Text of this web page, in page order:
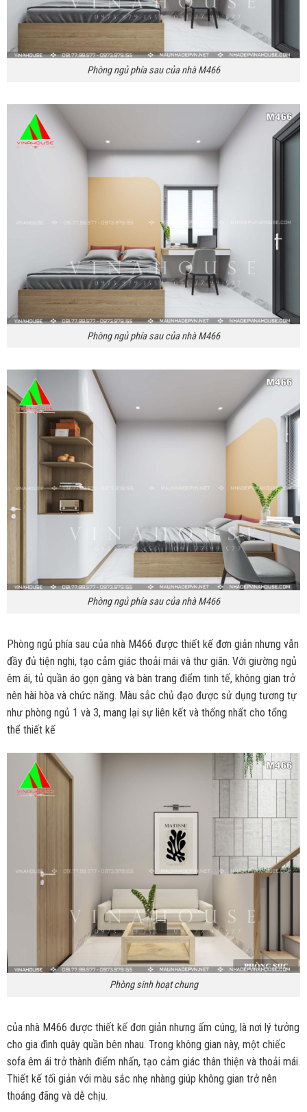
Phòng ngủ phía sau của nhà M466
Phòng ngủ phía sau của nhà M466
Phòng ngủ phía sau của nhà M466
Phòng ngủ phía sau của nhà M466 được thiết kế đơn giản nhưng vẫn
đầy đủ tiện nghi, tạo cảm giác thoải mái và thư giãn. Với giường ngủ
êm ái, tủ quần áo gọn gàng và bàn trang điểm tinh tế, không gian trở
nên hài hòa và chức năng. Màu sắc chủ đạo được sử dụng tương tự
như phòng ngủ 1 và 3, mang lại sự liên kết và thống nhất cho tổng
thể thiết kế
Phòng sinh hoạt chung
của nhà M466 được thiết kế đơn giản nhưng ấm cúng, là nơi lý tưởng
cho gia đình quây quần bên nhau. Trong không gian này, một chiếc
sofa êm ái trở thành điểm nhấn, tạo cảm giác thân thiện và thoải mái.
Thiết kế tối giản với màu sắc nhẹ nhàng giúp không gian trở nên
thoáng đãng và dễ chịu.